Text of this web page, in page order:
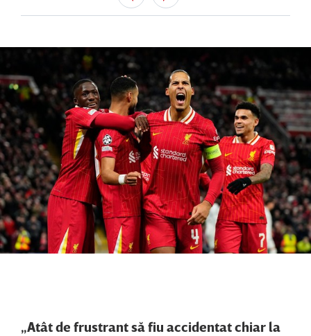
„Atât de frustrant să fiu accidentat chiar la